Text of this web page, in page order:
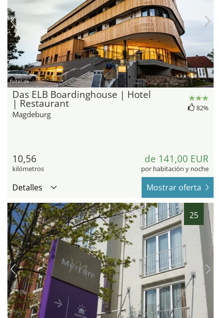
hotel.de
Das ELB Boardinghouse | Hotel
| Restaurant
Magdeburg
82%
10,56
kilómetros
de 141,00 EUR
por habitación y noche
Detalles Mostrar oferta
25